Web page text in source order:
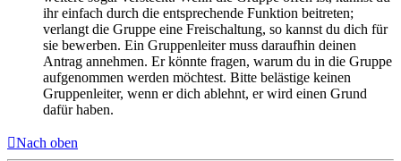
ihr einfach durch die entsprechende Funktion beitreten;
verlangt die Gruppe eine Freischaltung, so kannst du dich für
sie bewerben. Ein Gruppenleiter muss daraufhin deinen
Antrag annehmen. Er könnte fragen, warum du in die Gruppe
aufgenommen werden möchtest. Bitte belästige keinen
Gruppenleiter, wenn er dich ablehnt, er wird einen Grund
dafür haben.
Nach oben